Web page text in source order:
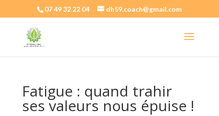
07 49 32 22 04 dh59.coach@gmail.com
Fatigue : quand trahir
ses valeurs nous épuise !